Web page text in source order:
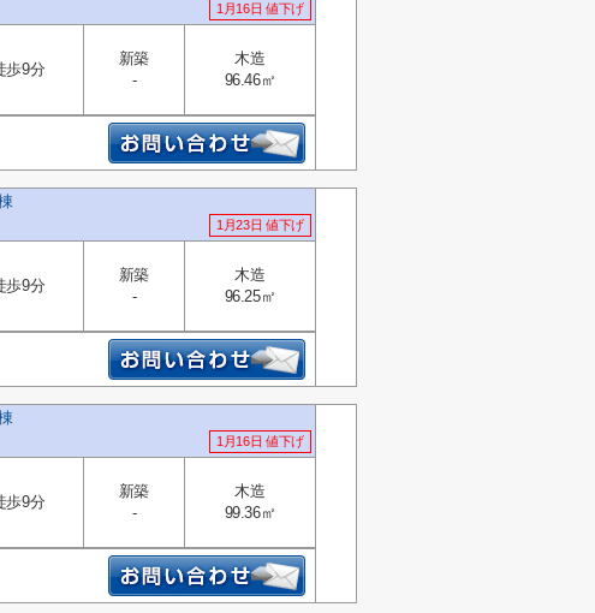
1月16日 値下げ
歩9分
新築
-
木造
96.46㎡
1月23日 値下げ
歩9分
新築
-
木造
96.25㎡
1月16日 値下げ
歩9分
新築
-
木造
99.36㎡